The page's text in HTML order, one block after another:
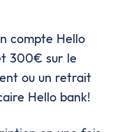
compte Hello
300€ sur le
ou un retrait
Hello bank!